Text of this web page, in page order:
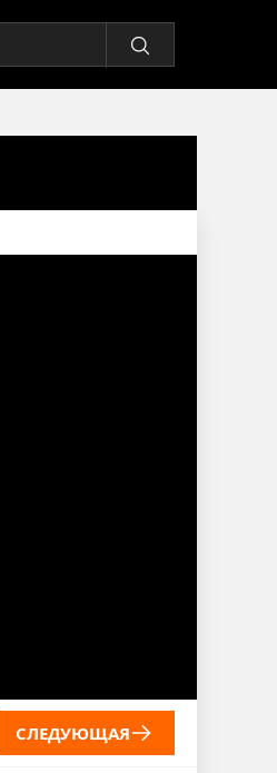
СЛЕДУЮЩАЯ